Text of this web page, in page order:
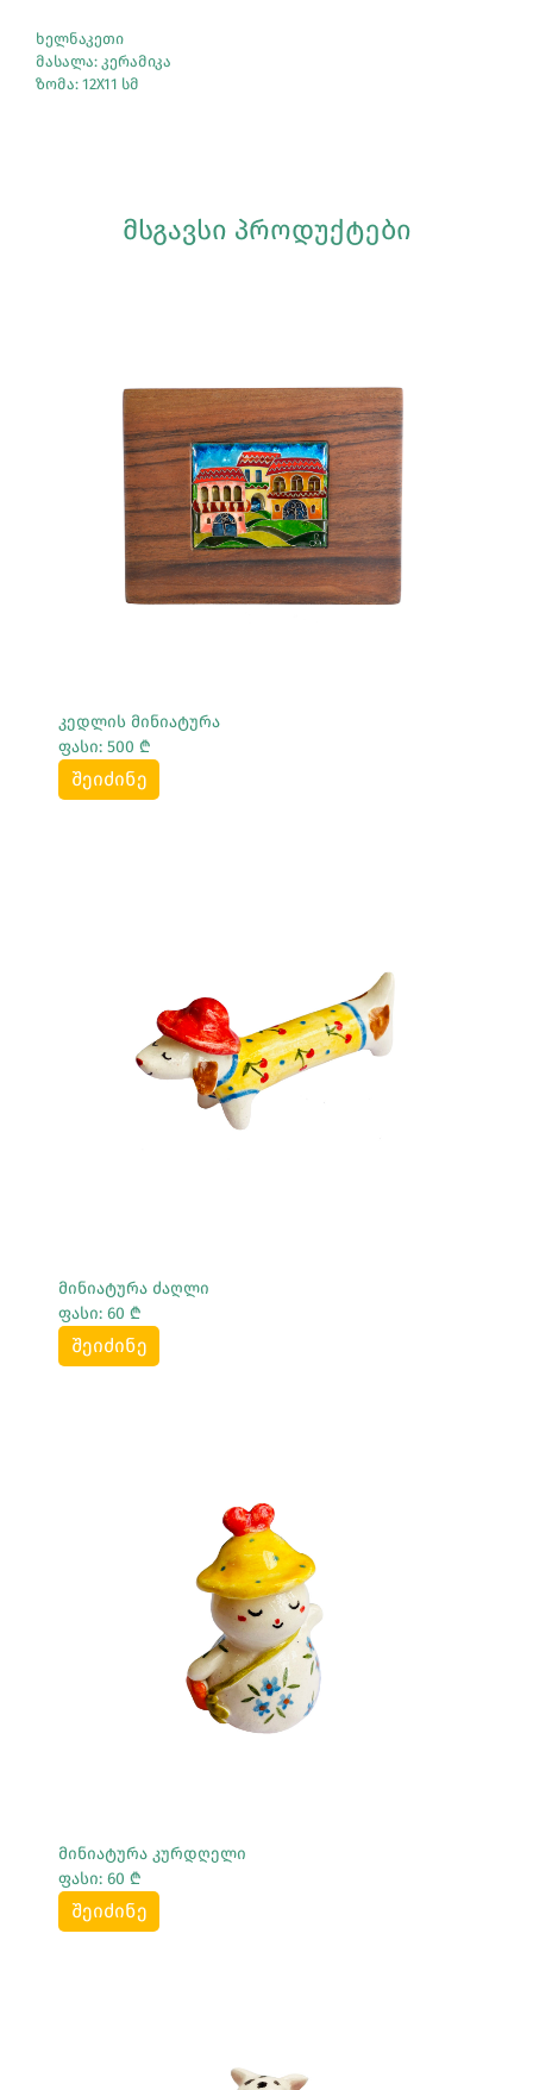
ხელნაკეთი
მასალა: კერამიკა
ზომა: 12X11 სმ
ᲛᲡᲒᲐᲕᲡᲘ ᲞᲠᲝᲓᲣᲥᲢᲔᲑᲘ
Სრულად Ნახვა
კედლის მინიატურა
ფასი: 500 ₾
შეიძინე
Სრულად Ნახვა
მინიატურა ძაღლი
ფასი: 60 ₾
შეიძინე
Სრულად Ნახვა
მინიატურა კურდღელი
ფასი: 60 ₾
შეიძინე